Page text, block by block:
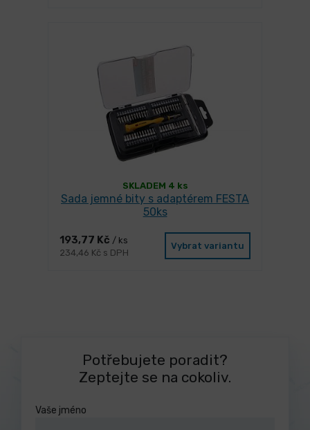
SKLADEM 4 ks
Sada jemné bity s adaptérem FESTA
50ks
193,77 Kč / ks
234,46 Kč s DPH
Vybrat variantu
Potřebujete poradit?
Zeptejte se na cokoliv.
Vaše jméno